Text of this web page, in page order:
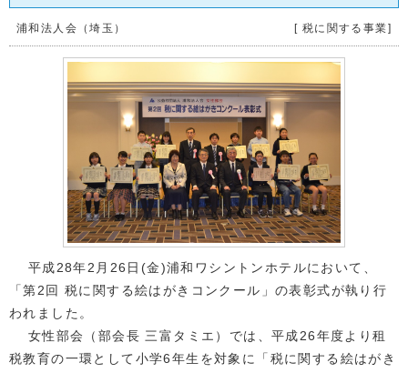
浦和法人会（埼玉） [ 税に関する事業]
平成28年2月26日(金)浦和ワシントンホテルにおいて、
「第2回 税に関する絵はがきコンクール」の表彰式が執り行
われました。
女性部会（部会長 三富タミエ）では、平成26年度より租
税教育の一環として小学6年生を対象に「税に関する絵はがき